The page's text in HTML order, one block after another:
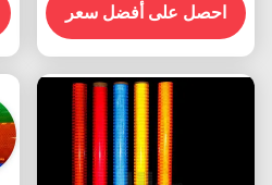
احصل على أفضل سعر